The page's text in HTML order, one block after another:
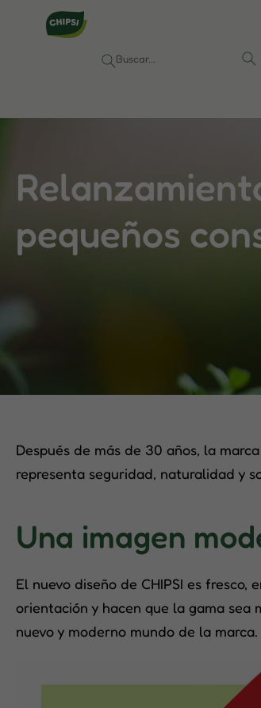
pequeños
Después de más de 30 años, la
representa seguridad, naturalidad y
Una imagen
El nuevo diseño de CHIPSI es
orientación y hacen que la gama sea
nuevo y moderno mundo de la marca.